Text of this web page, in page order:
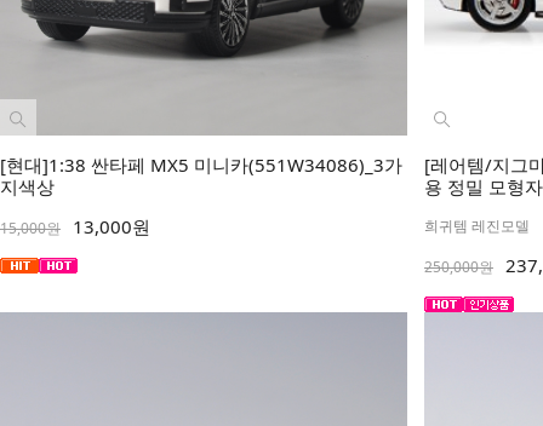
[현대]1:38 싼타페 MX5 미니카(551W34086)_3가
지색상
15,000원 13,000원
[레어템/지그
용 정밀 모형
희귀템 레진모델
250,000원